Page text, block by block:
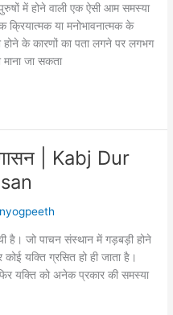
में होने वाली एक ऐसी आम समस्या
या मनोभावनात्मक के
के कारणों का पता लगने पर लगभग
माना जा सकता
| Kabj Dur
जो पाचन संस्थान में गड़बड़ी होने
यक्ति ग्रसित हो ही जाता है।
यक्ति को अनेक प्रकार की समस्या